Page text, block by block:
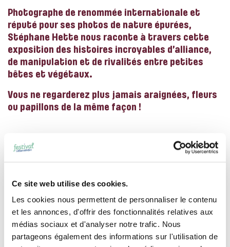
Ce site web utilise des cookies.
Les cookies nous permettent de personnaliser le contenu
et les annonces, d'offrir des fonctionnalités relatives aux
médias sociaux et d'analyser notre trafic. Nous
partageons également des informations sur l'utilisation de
Photographe de renommée internationale et
réputé pour ses photos de nature épurées,
Stéphane Hette nous raconte à travers cette
exposition des histoires incroyables d’alliance,
de manipulation et de rivalités entre petites
bêtes et végétaux.
Vous ne regarderez plus jamais araignées, fleurs
ou papillons de la même façon !
Cette exposition accompagne la sortie du livre
Histoires surnaturellesédité par la Salamandre.
festival pour dédicacer son ouvrage. Il sera
accompagné de l’auteur des textes de l’ouvrage,
Gregory Roeder.